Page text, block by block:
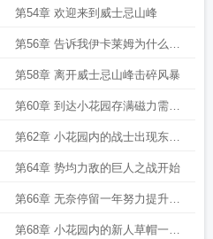
忌山峰
第54章 欢迎来到威士忌山峰
第56章 告诉我伊卡莱姆为什么要
这样做
第58章 离开威士忌山峰击碎风暴
第60章 到达小花园存满磁力需要
一年
第62章 小花园内的战士出现东利
出场
第64章 势均力敌的巨人之战开始
第66章 无奈停留一年努力提升实
力
第68章 小花园内的新人草帽一伙